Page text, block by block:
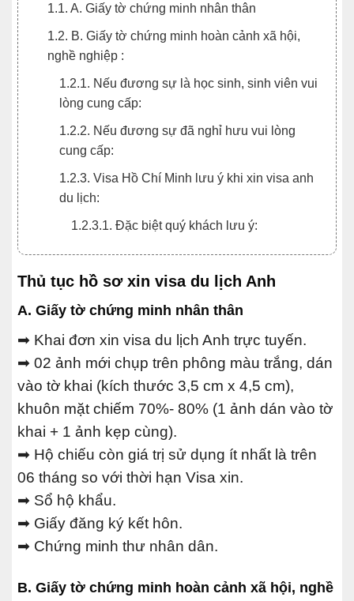
1.1. A. Giấy tờ chứng minh nhân thân
1.2. B. Giấy tờ chứng minh hoàn cảnh xã hội,
nghề nghiệp :
1.2.1. Nếu đương sự là học sinh, sinh viên vui
lòng cung cấp:
1.2.2. Nếu đương sự đã nghỉ hưu vui lòng
cung cấp:
1.2.3. Visa Hồ Chí Minh lưu ý khi xin visa anh
du lịch:
1.2.3.1. Đặc biệt quý khách lưu ý:
Thủ tục hồ sơ xin visa du lịch Anh
A. Giấy tờ chứng minh nhân thân
➡ Khai đơn xin visa du lịch Anh trực tuyến.
➡ 02 ảnh mới chụp trên phông màu trắng, dán
vào tờ khai (kích thước 3,5 cm x 4,5 cm),
khuôn mặt chiếm 70%- 80% (1 ảnh dán vào tờ
khai + 1 ảnh kẹp cùng).
➡ Hộ chiếu còn giá trị sử dụng ít nhất là trên
06 tháng so với thời hạn Visa xin.
➡ Sổ hộ khẩu.
➡ Giấy đăng ký kết hôn.
➡ Chứng minh thư nhân dân.
B. Giấy tờ chứng minh hoàn cảnh xã hội, nghề